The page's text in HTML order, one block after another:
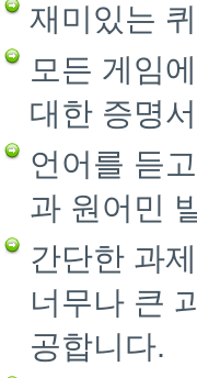
재미있는
모든 게임
대한 증명
언어를 듣
과 원어민
간단한 과
너무나 큰
공합니다.